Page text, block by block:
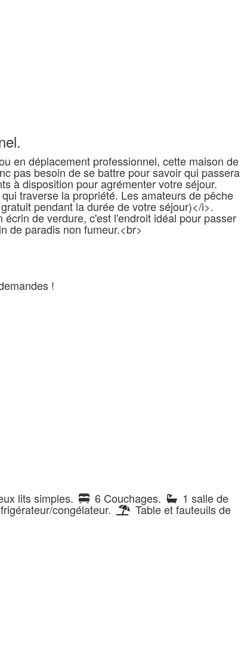
en déplacement professionnel, cette maison de
pas besoin de se battre pour savoir qui passera
à disposition pour agrémenter votre séjour.
traverse la propriété. Les amateurs de pêche
pendant la durée de votre séjour)</i>.
de verdure, c'est l'endroit idéal pour passer
de paradis non fumeur.<br>
!
lits simples. 6 Couchages. 1 salle de
congélateur. Table et fauteuils de